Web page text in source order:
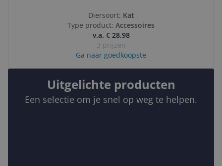
Diersoort: Kat
Type product: Accessoires
v.a. € 28,98
3 prijzen
Ga naar goedkoopste
Uitgelichte producten
Een selectie om je snel op weg te helpen.